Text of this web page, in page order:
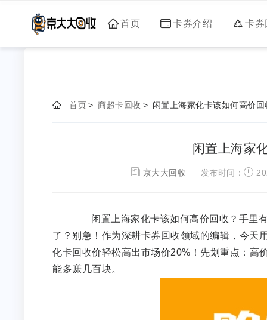
首页 卡券介绍 卡券
首页> 商超卡回收 > 闲置上海家化卡该如何高价回
闲置上海家
京大大回收 发布时间：
闲置上海家化卡该如何高价回收？手里有
了？别急！作为深耕卡券回收领域的编辑，今天
化卡回收价轻松高出市场价20%！先划重点：高
能多赚几百块。